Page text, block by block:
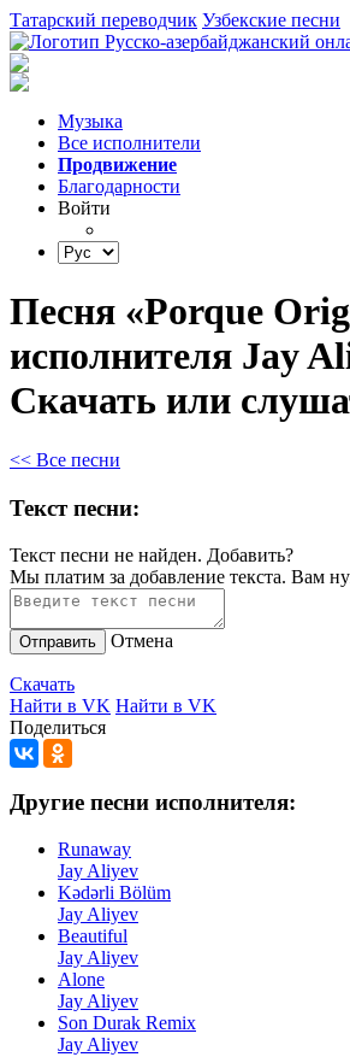
Татарский переводчик Узбекские песни
Музыка
Все исполнители
Продвижение
Благодарности
Войти
Песня «Porque
исполнителя Jay
Скачать или
<< Все песни
Текст песни:
Текст песни не найден. Добавить?
Мы платим за добавление текста. Вам
Отправить Отмена
Скачать
Найти в VK Найти в VK
Поделиться
Другие песни исполнителя:
Runaway
Jay Aliyev
Kədərli Bölüm
Jay Aliyev
Beautiful
Jay Aliyev
Alone
Jay Aliyev
Son Durak Remix
Jay Aliyev